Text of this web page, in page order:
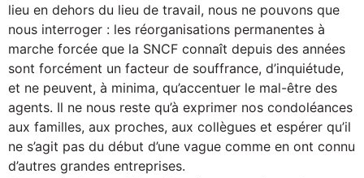
lieu en dehors du lieu de travail, nous ne pouvons que
nous interroger : les réorganisations permanentes à
marche forcée que la SNCF connaît depuis des années
sont forcément un facteur de souffrance, d’inquiétude,
et ne peuvent, à minima, qu’accentuer le mal-être des
agents. Il ne nous reste qu’à exprimer nos condoléances
aux familles, aux proches, aux collègues et espérer qu’il
ne s’agit pas du début d’une vague comme en ont connu
d’autres grandes entreprises.